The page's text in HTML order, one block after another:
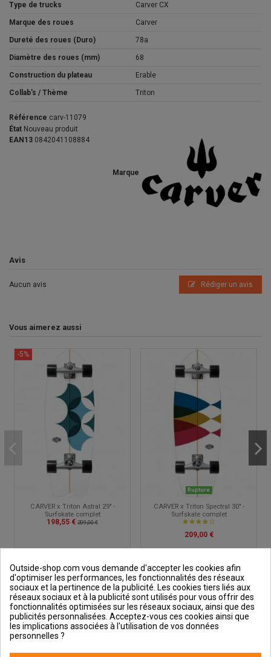
Type de trucks Carver CX
Marque des roues Carver
Dureté des roues (Duro) 78a
Diamètre des roues (mm) 68
Construction du plateau Erable
Collab's / Thème Triton
Marque
Référence carv-11079
État Nouveau produit
EAN13 0842041108884
Avis
Aucun avis Rédiger un avis
Vous aimerez aussi
-5%
CARVER x Triton Astral 29" -
Surfskate complet
198,55 € 209,00 €
Rupture
CARVER x Triton Spectral 30" -
Surfskate complet
209,00 €
Outside et vous
Outside-shop.com vous demande d'accepter les cookies afin
d'optimiser les performances, les fonctionnalités des réseaux
sociaux et la pertinence de la publicité. Les cookies tiers liés aux
réseaux sociaux et à la publicité sont utilisés pour vous offrir des
fonctionnalités optimisées sur les réseaux sociaux, ainsi que des
publicités personnalisées. Acceptez-vous ces cookies ainsi que
les implications associées à l'utilisation de vos données
personnelles ?